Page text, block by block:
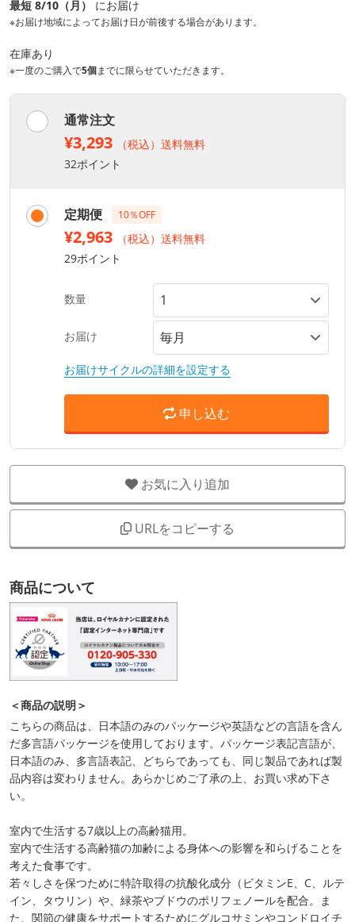
最短 8/10（月） にお届け
※お届け地域によってお届け日が前後する場合があります。
在庫あり
※一度のご購入で5個までに限らせていただきます。
通常注文
¥3,293
（税込）送料無料
32ポイント
定期便 10％OFF
¥2,963
（税込）送料無料
29ポイント
数量
お届け
お届けサイクルの詳細を設定する
申し込む
お気に入り追加
URLをコピーする
商品について
＜商品の説明＞
こちらの商品は、日本語のみのパッケージや英語などの言語を含ん
だ多言語パッケージを使用しております。パッケージ表記言語が、
日本語のみ、多言語表記、どちらであっても、同じ製品であれば製
品内容は変わりません。あらかじめご了承の上、お買い求め下さ
い。
室内で生活する7歳以上の高齢猫用。
室内で生活する高齢猫の加齢による身体への影響を和らげることを
考えた食事です。
若々しさを保つために特許取得の抗酸化成分（ビタミンE、C、ルテ
イン、タウリン）や、緑茶やブドウのポリフェノールを配合。ま
た、関節の健康をサポートするためにグルコサミンやコンドロイチ